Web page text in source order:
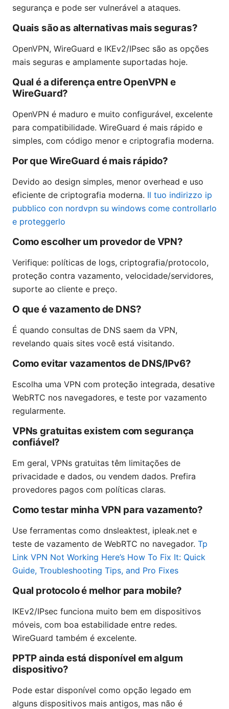
segurança e pode ser vulnerável a ataques.
Quais são as alternativas mais seguras?
OpenVPN, WireGuard e IKEv2/IPsec são as opções
mais seguras e amplamente suportadas hoje.
Qual é a diferença entre OpenVPN e
WireGuard?
OpenVPN é maduro e muito configurável, excelente
para compatibilidade. WireGuard é mais rápido e
simples, com código menor e criptografia moderna.
Por que WireGuard é mais rápido?
Devido ao design simples, menor overhead e uso
eficiente de criptografia moderna. Il tuo indirizzo ip
pubblico con nordvpn su windows come controllarlo
e proteggerlo
Como escolher um provedor de VPN?
Verifique: políticas de logs, criptografia/protocolo,
proteção contra vazamento, velocidade/servidores,
suporte ao cliente e preço.
O que é vazamento de DNS?
É quando consultas de DNS saem da VPN,
revelando quais sites você está visitando.
Como evitar vazamentos de DNS/IPv6?
Escolha uma VPN com proteção integrada, desative
WebRTC nos navegadores, e teste por vazamento
regularmente.
VPNs gratuitas existem com segurança
confiável?
Em geral, VPNs gratuitas têm limitações de
privacidade e dados, ou vendem dados. Prefira
provedores pagos com políticas claras.
Como testar minha VPN para vazamento?
Use ferramentas como dnsleaktest, ipleak.net e
teste de vazamento de WebRTC no navegador. Tp
Link VPN Not Working Here’s How To Fix It: Quick
Guide, Troubleshooting Tips, and Pro Fixes
Qual protocolo é melhor para mobile?
IKEv2/IPsec funciona muito bem em dispositivos
móveis, com boa estabilidade entre redes.
WireGuard também é excelente.
PPTP ainda está disponível em algum
dispositivo?
Pode estar disponível como opção legado em
alguns dispositivos mais antigos, mas não é